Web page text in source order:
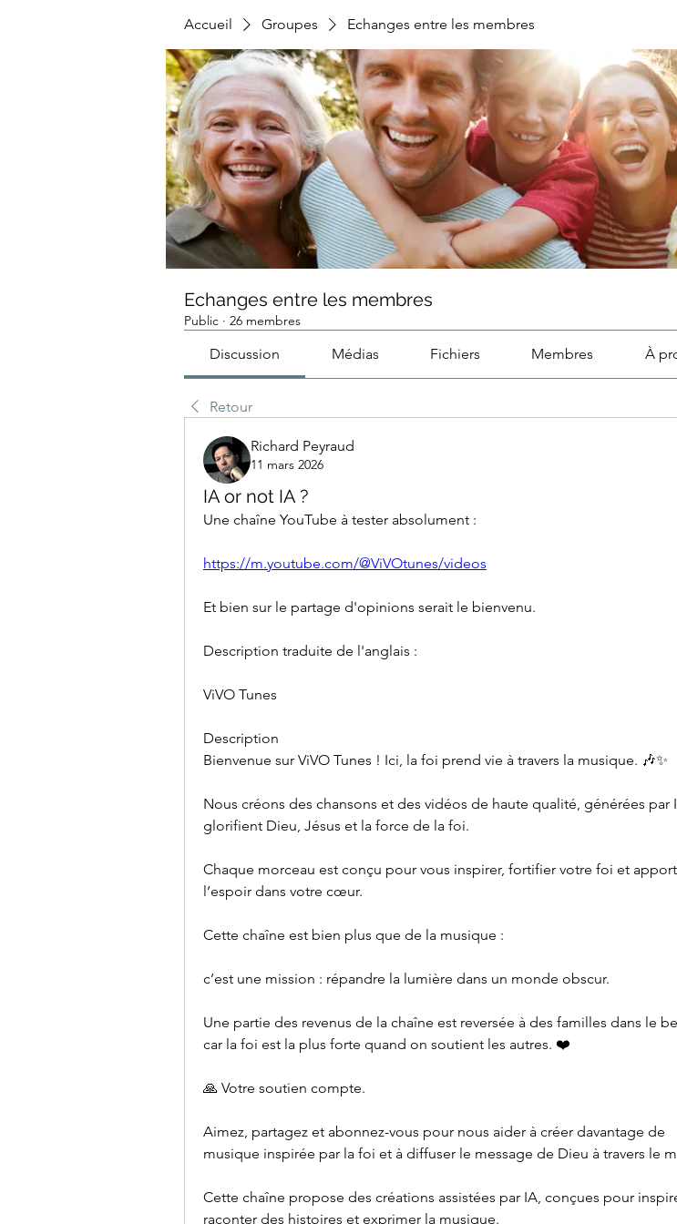
Accueil Groupes Echanges entre les membres
Echanges entre les membres
Public · 26 membres
Discussion Médias Fichiers Membres À
Retour
Richard Peyraud
11 mars 2026
IA or not IA ?
Une chaîne YouTube à tester absolument :
https://m.youtube.com/@ViVOtunes/videos
Et bien sur le partage d'opinions serait le bienvenu.
Description traduite de l'anglais :
ViVO Tunes
Description
Bienvenue sur ViVO Tunes ! Ici, la foi prend vie à travers la musique. 🎶✨
Nous créons des chansons et des vidéos de haute qualité, générées par
glorifient Dieu, Jésus et la force de la foi.
Chaque morceau est conçu pour vous inspirer, fortifier votre foi et
l’espoir dans votre cœur.
Cette chaîne est bien plus que de la musique :
c’est une mission : répandre la lumière dans un monde obscur.
Une partie des revenus de la chaîne est reversée à des familles dans le
car la foi est la plus forte quand on soutient les autres. ❤️
🙏 Votre soutien compte.
Aimez, partagez et abonnez-vous pour nous aider à créer davantage de
musique inspirée par la foi et à diffuser le message de Dieu à travers le
Cette chaîne propose des créations assistées par IA, conçues pour
raconter des histoires et exprimer la musique.